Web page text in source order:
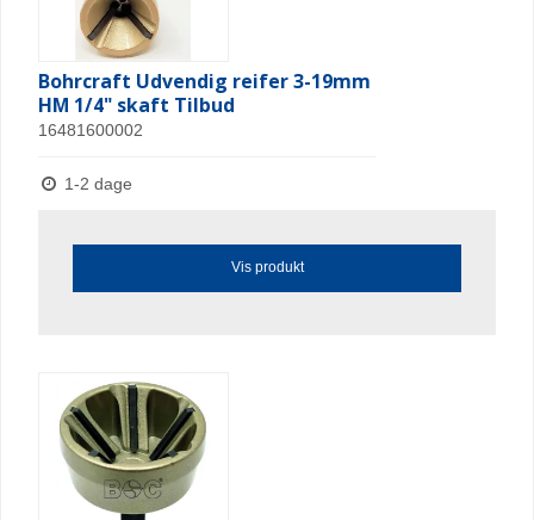
Bohrcraft Udvendig reifer 3-19mm
HM 1/4" skaft Tilbud
16481600002
1-2 dage
Vis produkt